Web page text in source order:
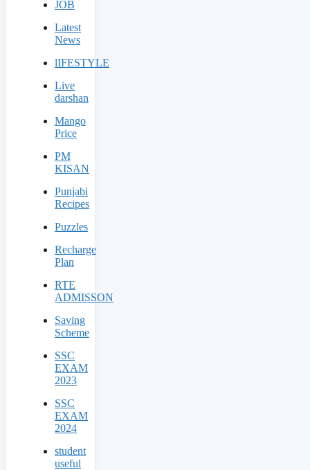
JOB
Latest
News
lIFESTYLE
Live
darshan
Mango
Price
PM
KISAN
Punjabi
Recipes
Puzzles
Recharge
Plan
RTE
ADMISSON
Saving
Scheme
SSC
EXAM
2023
SSC
EXAM
2024
student
useful